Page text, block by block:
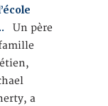
Un père
a